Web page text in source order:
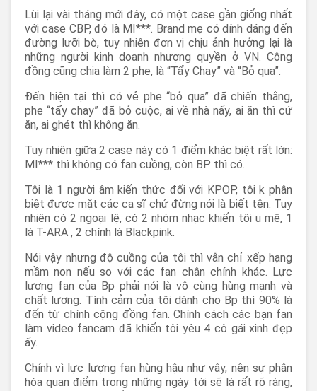
Lùi lại vài tháng mới đây, có một case gần giống nhất
với case CBP, đó là MI***. Brand mẹ có dính dáng đến
đường lưỡi bò, tuy nhiên đơn vị chịu ảnh hưởng lại là
những người kinh doanh nhượng quyền ở VN. Cộng
đồng cũng chia làm 2 phe, là “Tẩy Chay” và “Bỏ qua”.
Đến hiện tại thì có vẻ phe “bỏ qua” đã chiến thắng,
phe “tẩy chay” đã bỏ cuộc, ai về nhà nấy, ai ăn thì cứ
ăn, ai ghét thì không ăn.
Tuy nhiên giữa 2 case này có 1 điểm khác biệt rất lớn:
MI*** thì không có fan cuồng, còn BP thì có.
Tôi là 1 người âm kiến thức đối với KPOP, tôi k phân
biệt được mặt các ca sĩ chứ đừng nói là biết tên. Tuy
nhiên có 2 ngoại lệ, có 2 nhóm nhạc khiến tôi u mê, 1
là T-ARA , 2 chính là Blackpink.
Nói vậy nhưng độ cuồng của tôi thì vẫn chỉ xếp hạng
mầm non nếu so với các fan chân chính khác. Lực
lượng fan của Bp phải nói là vô cùng hùng mạnh và
chất lượng. Tình cảm của tôi dành cho Bp thì 90% là
đến từ chính cộng đồng fan. Chính cách các bạn fan
làm video fancam đã khiến tôi yêu 4 cô gái xinh đẹp
ấy.
Chính vì lực lượng fan hùng hậu như vậy, nên sự phân
hóa quan điểm trong những ngày tới sẽ là rất rõ ràng,